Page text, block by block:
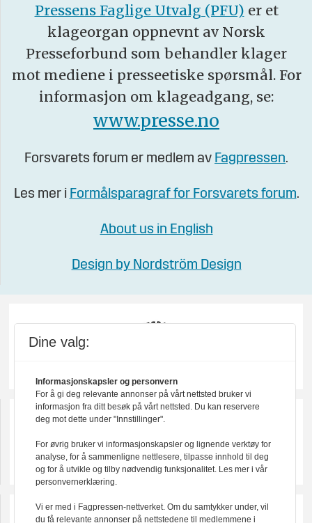
Pressens Faglige Utvalg (PFU) er et
klageorgan oppnevnt av Norsk
Presseforbund som behandler klager
mot mediene i presseetiske spørsmål. For
informasjon om klageadgang, se:
www.presse.no
Forsvarets forum er medlem av Fagpressen.
Les mer i Formålsparagraf for Forsvarets forum.
About us in English
Design by Nordström Design
Dine valg:
Informasjonskapsler og personvern
For å gi deg relevante annonser på vårt nettsted bruker vi
informasjon fra ditt besøk på vårt nettsted. Du kan reservere
deg mot dette under "Innstillinger".
For øvrig bruker vi informasjonskapsler og lignende verktøy for
analyse, for å sammenligne nettlesere, tilpasse innhold til deg
og for å utvikle og tilby nødvendig funksjonalitet. Les mer i vår
personvernerklæring.
Vi er med i Fagpressen-nettverket. Om du samtykker under, vil
du få relevante annonser på nettstedene til medlemmene i